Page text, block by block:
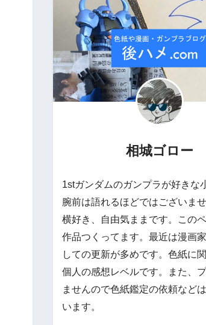
相城ゴロー
1stガンダムのガンプラが好きな
腕前は語れるほどではございま
横好き、自由気ままです。この
作品つくってます。最近は漫画
しての更新が多めです。色紙に
個人の感想レベルです。また、
ませんので色紙鑑定の依頼など
います。